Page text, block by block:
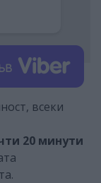
всеки
20 минути